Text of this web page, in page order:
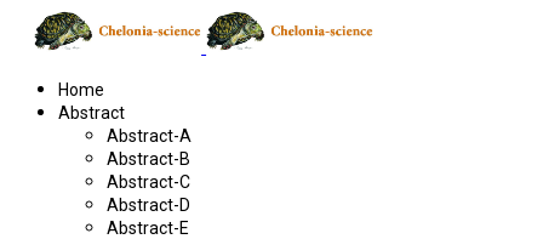
Home
Abstract
Abstract-A
Abstract-B
Abstract-C
Abstract-D
Abstract-E